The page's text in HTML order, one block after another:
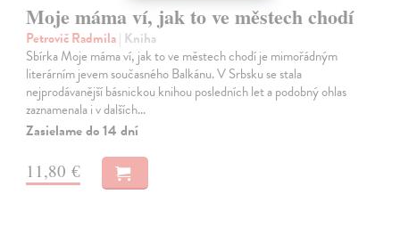
Moje máma ví, jak to ve městech chodí
Petrovič Radmila| Kniha
Sbírka Moje máma ví, jak to ve městech chodí je mimořádným
literárním jevem současného Balkánu. V Srbsku se stala
nejprodávanější básnickou knihou posledních let a podobný ohlas
zaznamenala i v dalších…
Zasielame do 14 dní
11,80 €